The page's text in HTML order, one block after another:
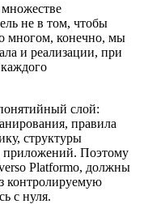
множестве
не в том, чтобы
многом, конечно, мы
и реализации, при
слой:
правила
структуры
приложений. Поэтому
Platformo, должны
контролируемую
с нуля.